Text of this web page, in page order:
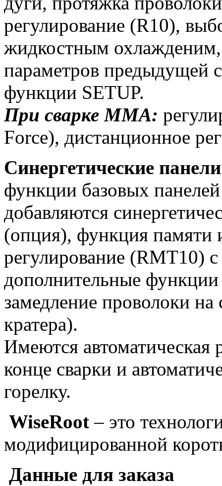
регулирование (R10),
жидкостным охлажденим,
параметров предыдущей
функции SETUP.
При сварке ММА:
Force), дистанционное
Синергетические
функции базовых
добавляются
(опция), функция памяти
регулирование (RMT10)
дополнительные
замедление проволоки на
кратера).
Имеются автоматическая
конце сварки и
горелку.
WiseRoot – это
модифицированной
Данные для заказа